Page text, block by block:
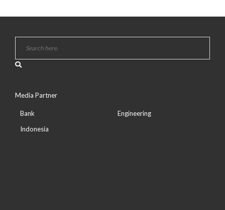
Media Partner
Bank
Indonesia
Engineering